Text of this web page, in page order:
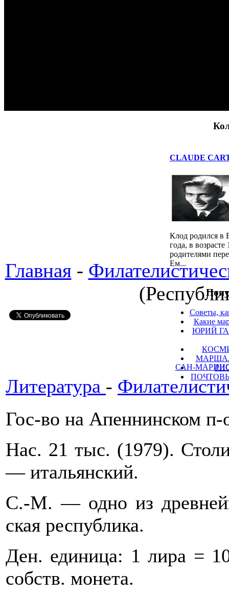
CLAUDE
Клод родился в
года, в
родителями
Ем...
Советы,
Какие
ЮРИЙ
Главная-
САН-МАРИНО
Литература -
Гос-во на Апеннинском
Нас. 21 тыс. (1979).
— итальянский.
С.-М. — одно из
ская республика.
Ден. единица: 1 лира =
собств. монета.